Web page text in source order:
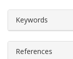
Keywords
References